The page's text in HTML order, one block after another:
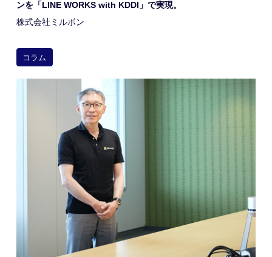
ンを「LINE WORKS with KDDI」で実現。
株式会社ミルボン
コラム